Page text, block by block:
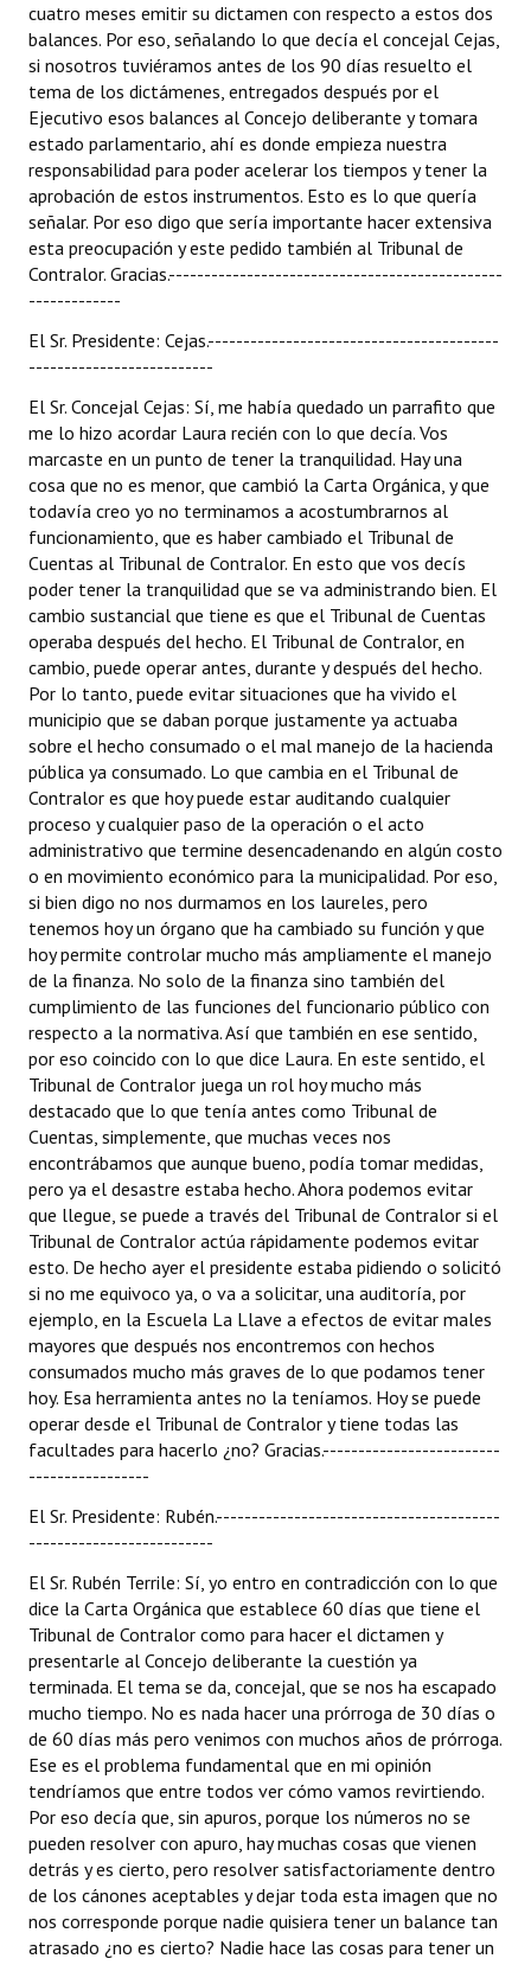
cuatro meses emitir su dictamen con respecto a estos dos
balances. Por eso, señalando lo que decía el concejal Cejas,
si nosotros tuviéramos antes de los 90 días resuelto el
tema de los dictámenes, entregados después por el
Ejecutivo esos balances al Concejo deliberante y tomara
estado parlamentario, ahí es donde empieza nuestra
responsabilidad para poder acelerar los tiempos y tener la
aprobación de estos instrumentos. Esto es lo que quería
señalar. Por eso digo que sería importante hacer extensiva
esta preocupación y este pedido también al Tribunal de
Contralor. Gracias.-----------------------------------------------
-------------
El Sr. Presidente: Cejas.-----------------------------------------
--------------------------
El Sr. Concejal Cejas: Sí, me había quedado un parrafito que
me lo hizo acordar Laura recién con lo que decía. Vos
marcaste en un punto de tener la tranquilidad. Hay una
cosa que no es menor, que cambió la Carta Orgánica, y que
todavía creo yo no terminamos a acostumbrarnos al
funcionamiento, que es haber cambiado el Tribunal de
Cuentas al Tribunal de Contralor. En esto que vos decís
poder tener la tranquilidad que se va administrando bien. El
cambio sustancial que tiene es que el Tribunal de Cuentas
operaba después del hecho. El Tribunal de Contralor, en
cambio, puede operar antes, durante y después del hecho.
Por lo tanto, puede evitar situaciones que ha vivido el
municipio que se daban porque justamente ya actuaba
sobre el hecho consumado o el mal manejo de la hacienda
pública ya consumado. Lo que cambia en el Tribunal de
Contralor es que hoy puede estar auditando cualquier
proceso y cualquier paso de la operación o el acto
administrativo que termine desencadenando en algún costo
o en movimiento económico para la municipalidad. Por eso,
si bien digo no nos durmamos en los laureles, pero
tenemos hoy un órgano que ha cambiado su función y que
hoy permite controlar mucho más ampliamente el manejo
de la finanza. No solo de la finanza sino también del
cumplimiento de las funciones del funcionario público con
respecto a la normativa. Así que también en ese sentido,
por eso coincido con lo que dice Laura. En este sentido, el
Tribunal de Contralor juega un rol hoy mucho más
destacado que lo que tenía antes como Tribunal de
Cuentas, simplemente, que muchas veces nos
encontrábamos que aunque bueno, podía tomar medidas,
pero ya el desastre estaba hecho. Ahora podemos evitar
que llegue, se puede a través del Tribunal de Contralor si el
Tribunal de Contralor actúa rápidamente podemos evitar
esto. De hecho ayer el presidente estaba pidiendo o solicitó
si no me equivoco ya, o va a solicitar, una auditoría, por
ejemplo, en la Escuela La Llave a efectos de evitar males
mayores que después nos encontremos con hechos
consumados mucho más graves de lo que podamos tener
hoy. Esa herramienta antes no la teníamos. Hoy se puede
operar desde el Tribunal de Contralor y tiene todas las
facultades para hacerlo ¿no? Gracias.-------------------------
-----------------
El Sr. Presidente: Rubén.----------------------------------------
--------------------------
El Sr. Rubén Terrile: Sí, yo entro en contradicción con lo que
dice la Carta Orgánica que establece 60 días que tiene el
Tribunal de Contralor como para hacer el dictamen y
presentarle al Concejo deliberante la cuestión ya
terminada. El tema se da, concejal, que se nos ha escapado
mucho tiempo. No es nada hacer una prórroga de 30 días o
de 60 días más pero venimos con muchos años de prórroga.
Ese es el problema fundamental que en mi opinión
tendríamos que entre todos ver cómo vamos revirtiendo.
Por eso decía que, sin apuros, porque los números no se
pueden resolver con apuro, hay muchas cosas que vienen
detrás y es cierto, pero resolver satisfactoriamente dentro
de los cánones aceptables y dejar toda esta imagen que no
nos corresponde porque nadie quisiera tener un balance tan
atrasado ¿no es cierto? Nadie hace las cosas para tener un